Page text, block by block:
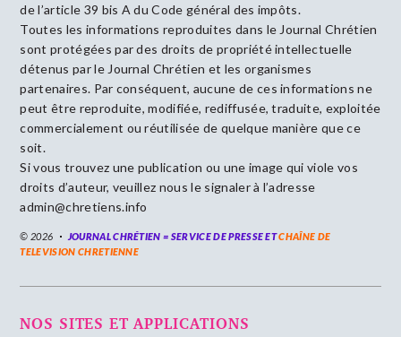
de l’article 39 bis A du Code général des impôts.
Toutes les informations reproduites dans le Journal Chrétien
sont protégées par des droits de propriété intellectuelle
détenus par le Journal Chrétien et les organismes
partenaires. Par conséquent, aucune de ces informations ne
peut être reproduite, modifiée, rediffusée, traduite, exploitée
commercialement ou réutilisée de quelque manière que ce
soit.
Si vous trouvez une publication ou une image qui viole vos
droits d’auteur, veuillez nous le signaler à l’adresse
admin@chretiens.info
© 2026 JOURNAL CHRÉTIEN = SERVICE DE PRESSE ETCHAÎNE DE
TELEVISION CHRETIENNE
NOS SITES ET APPLICATIONS